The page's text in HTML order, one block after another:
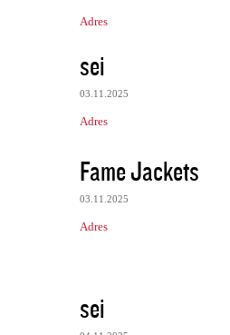
Adres
sei
03.11.2025
Adres
Fame Jackets
03.11.2025
Adres
sei